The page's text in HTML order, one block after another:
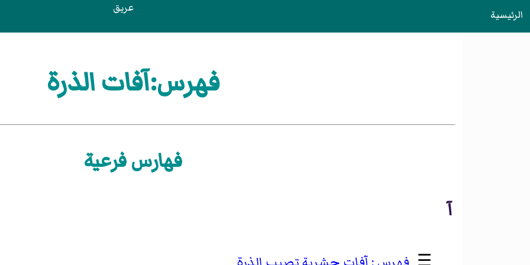
الرئيسية عريق
فهرس:آفات الذرة
فهارس فرعية
آ